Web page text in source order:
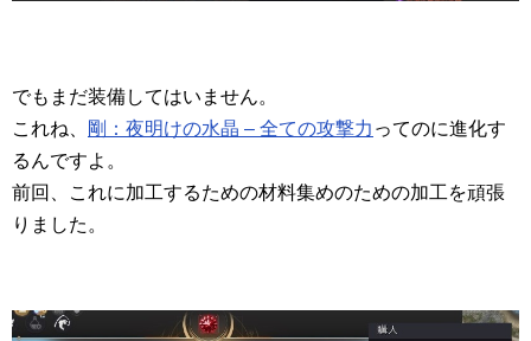
でもまだ装備してはいません。
これね、
剛：夜明けの水晶 – 全ての攻撃力 ってのに進化す
るんですよ。
前回、これに加工するための材料集めのための加工を頑張
りました。